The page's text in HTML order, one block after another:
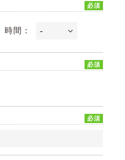
必須
時間：
必須
必須